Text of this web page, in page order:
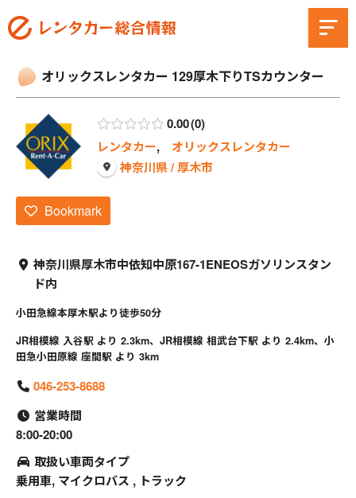
オリックスレンタカー 129厚木下りTSカウンター
0.00 0
レンタカー, オリックスレンタカー
神奈川県 / 厚木市
Bookmark
神奈川県厚木市中依知中原167-1ENEOSガソリンスタン
ド内
小田急線本厚木駅より徒歩50分
JR相模線 入谷駅 より 2.3km、JR相模線 相武台下駅 より 2.4km、小
田急小田原線 座間駅 より 3km
046-253-8688
営業時間
8:00-20:00
取扱い車両タイプ
乗用車, マイクロバス , トラック